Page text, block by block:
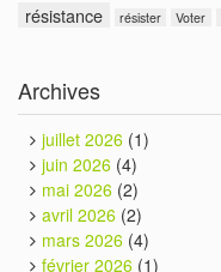
résistance
résister Voter
Archives
juillet 2026 (1)
juin 2026 (4)
mai 2026 (2)
avril 2026 (2)
mars 2026 (4)
février 2026 (1)